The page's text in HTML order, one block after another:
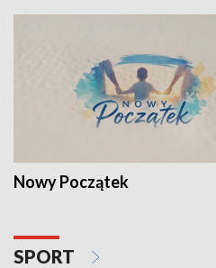
Nowy Początek
SPORT